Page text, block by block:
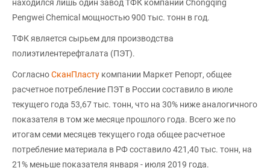
находился лишь один завод ТФК компании Chongqing
Pengwei Chemical мощностью 900 тыс. тонн в год.
ТФК является сырьем для производства
полиэтилентерефталата (ПЭТ).
СогласноСканПласту компании Маркет Репорт, общее
расчетное потребление ПЭТ в России составило в июле
текущего года 53,67 тыс. тонн, что на 30% ниже аналогичного
показателя в том же месяце прошлого года. Всего же по
итогам семи месяцев текущего года общее расчетное
потребление материала в РФ составило 421,40 тыс. тонн, на
21% меньше показателя января - июля 2019 года.